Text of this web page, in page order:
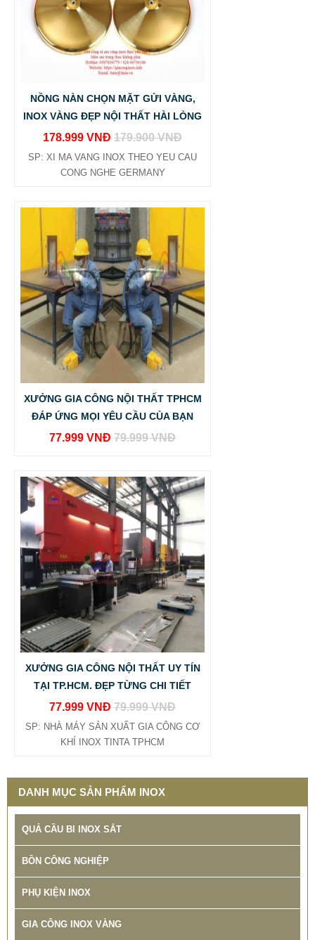
NỒNG NÀN CHỌN MẶT GỬI VÀNG,
INOX VÀNG ĐẸP NỘI THẤT HÀI LÒNG
178.999 VNĐ 179.900 VNĐ
SP: XI MA VANG INOX THEO YEU CAU
CONG NGHE GERMANY
XƯỞNG GIA CÔNG NỘI THẤT TPHCM
ĐÁP ỨNG MỌI YÊU CẦU CỦA BẠN
77.999 VNĐ 79.999 VNĐ
XƯỞNG GIA CÔNG NỘI THẤT UY TÍN
TẠI TP.HCM. ĐẸP TỪNG CHI TIẾT
77.999 VNĐ 79.999 VNĐ
SP: NHÀ MÁY SẢN XUẤT GIA CÔNG CƠ
KHÍ INOX TINTA TPHCM
DANH MỤC SẢN PHẨM INOX
QUẢ CẦU BI INOX SẮT
BỒN CÔNG NGHIỆP
PHỤ KIỆN INOX
GIA CÔNG INOX VÀNG
BẢNG GIÁ GIA CÔNG INOX HCM BÌNH DƯƠNG ĐỒNG
NAI VŨNG TÀU
SP: BANG GIA GIA CONG INOX TINTA